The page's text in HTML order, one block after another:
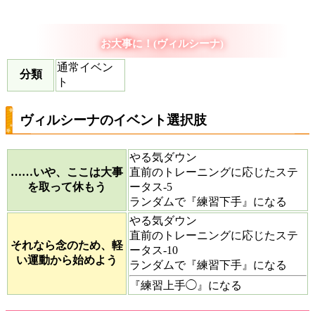
お大事に！(ヴィルシーナ)
分類
通常イベン
ト
ヴィルシーナのイベント選択肢
……いや、ここは大事
を取って休もう
やる気ダウン
直前のトレーニングに応じたステ
ータス-5
ランダムで『練習下手』になる
それなら念のため、軽
い運動から始めよう
やる気ダウン
直前のトレーニングに応じたステ
ータス-10
ランダムで『練習下手』になる
『練習上手◯』になる